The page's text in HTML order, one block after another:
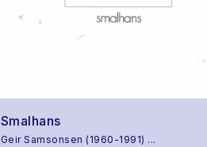
Smalhans
Geir Samsonsen (1960-1991) ...